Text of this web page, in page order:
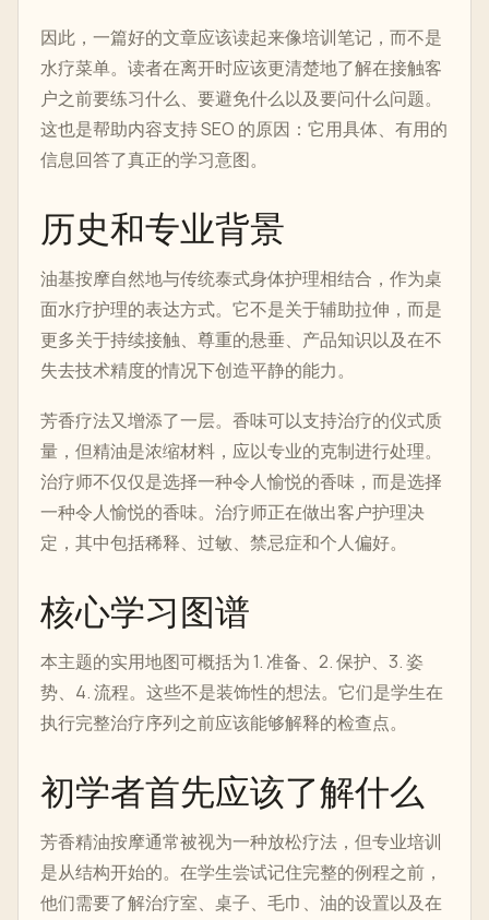
因此，一篇好的文章应该读起来像培训笔记，而不是
水疗菜单。读者在离开时应该更清楚地了解在接触客
户之前要练习什么、要避免什么以及要问什么问题。
这也是帮助内容支持 SEO 的原因：它用具体、有用的
信息回答了真正的学习意图。
历史和专业背景
油基按摩自然地与传统泰式身体护理相结合，作为桌
面水疗护理的表达方式。它不是关于辅助拉伸，而是
更多关于持续接触、尊重的悬垂、产品知识以及在不
失去技术精度的情况下创造平静的能力。
芳香疗法又增添了一层。香味可以支持治疗的仪式质
量，但精油是浓缩材料，应以专业的克制进行处理。
治疗师不仅仅是选择一种令人愉悦的香味，而是选择
一种令人愉悦的香味。治疗师正在做出客户护理决
定，其中包括稀释、过敏、禁忌症和个人偏好。
核心学习图谱
本主题的实用地图可概括为 1. 准备、2. 保护、3. 姿
势、4. 流程。这些不是装饰性的想法。它们是学生在
执行完整治疗序列之前应该能够解释的检查点。
初学者首先应该了解什么
芳香精油按摩通常被视为一种放松疗法，但专业培训
是从结构开始的。在学生尝试记住完整的例程之前，
他们需要了解治疗室、桌子、毛巾、油的设置以及在